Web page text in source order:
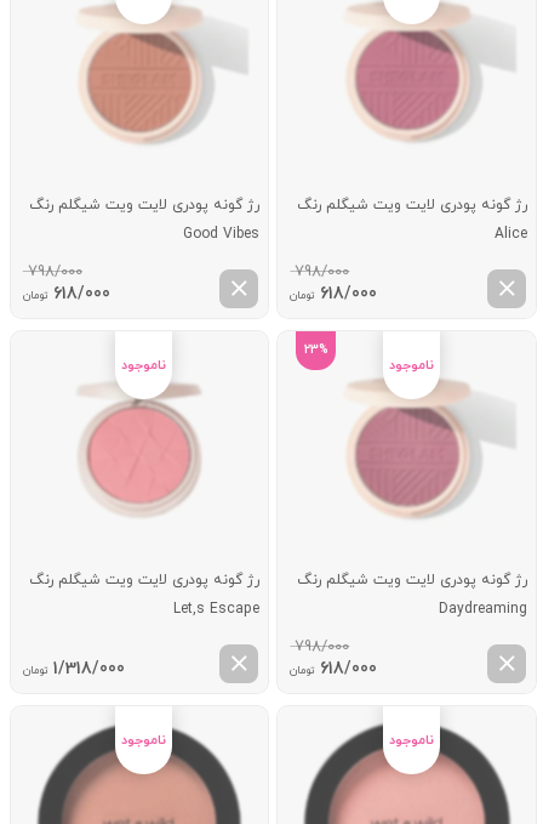
رژ گونه پودری لایت ویت شیگلم رنگ
Alice
798/000
قیمت
798/000 تومان
618/000 تومانقیمت
فعلی:
رژ گونه پودری لایت ویت شیگلم رنگ
Good Vibes
798/000
قیمت
618/000 تومان
23%
رژ گونه پودری لایت ویت شیگلم رنگ
Daydreaming
798/000
قیمت
بود.
618/000 تومانقیمت
فعلی:
رژ گونه پودری لایت ویت شیگلم رنگ
Let,s Escape
1/318/000 تومان